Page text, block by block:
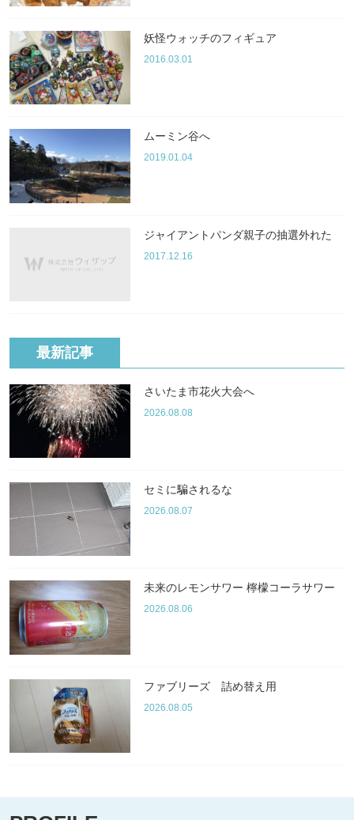
妖怪ウォッチのフィギュア
2016.03.01
ムーミン谷へ
2019.01.04
ジャイアントパンダ親子の抽選外れた
2017.12.16
最新記事
さいたま市花火大会へ
2026.08.08
セミに騙されるな
2026.08.07
未来のレモンサワー 檸檬コーラサワー
2026.08.06
ファブリーズ 詰め替え用
2026.08.05